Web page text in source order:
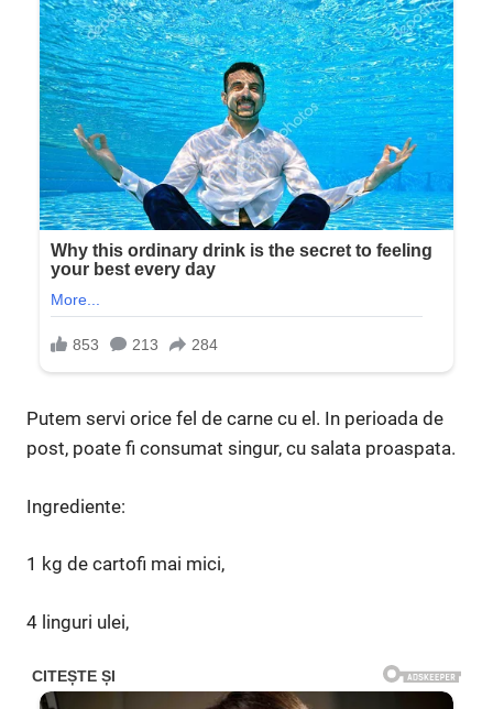
Putem servi orice fel de carne cu el. In perioada de
post, poate fi consumat singur, cu salata proaspata.
Ingrediente:
1 kg de cartofi mai mici,
4 linguri ulei,